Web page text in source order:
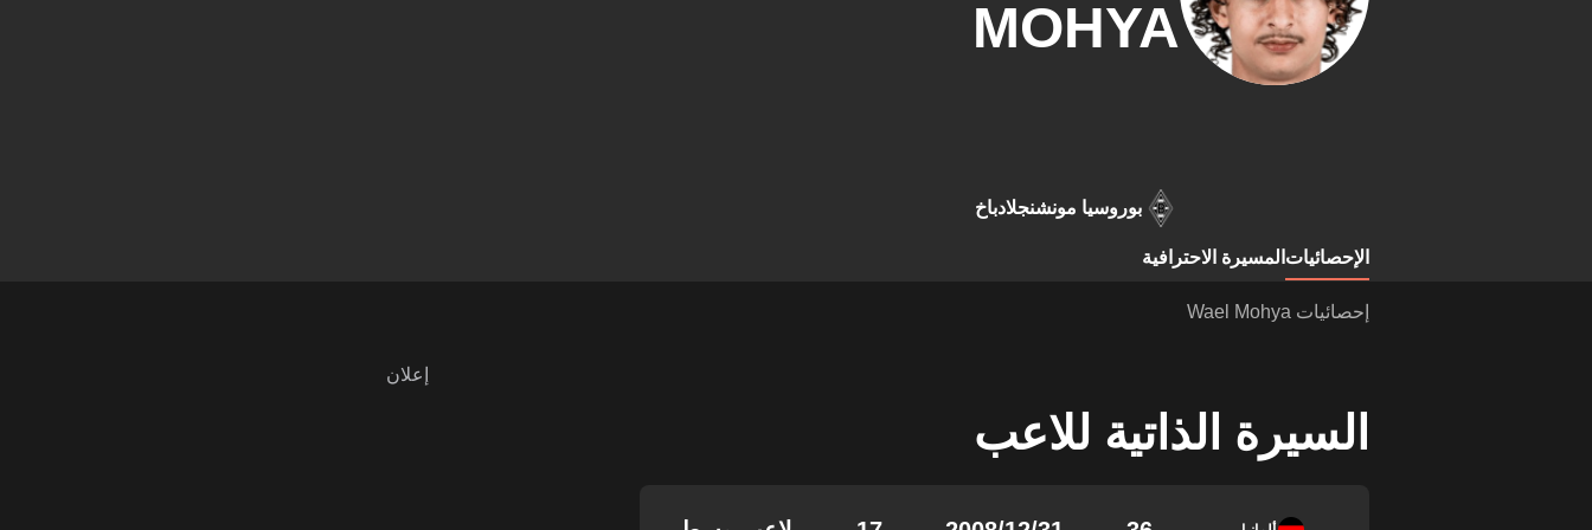
MOHYA
بوروسيا مونشنجلادباخ
الإحصائيات المسيرة الاحترافية
إحصائيات Wael Mohya
السيرة الذاتية للاعب